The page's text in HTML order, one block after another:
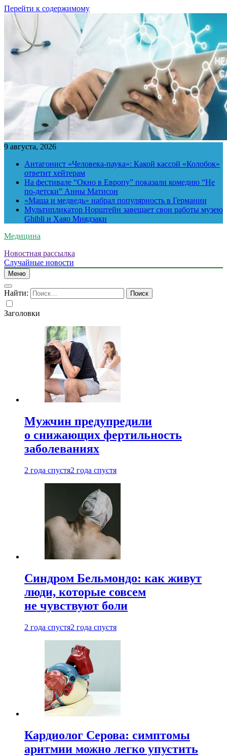
Перейти к содержимому
9 августа, 2026
Антагонист «Человека-паука»: Какой кассой «Колобок»
ответит хейтерам
На фестивале “Окно в Европу” показали комедию “Не
по-детски” Анны Матисон
«Маша и медведь» набрал популярность в Германии
Мультипликатор Норштейн завещает свои работы музею
Ghibli и Хаяо Миядзаки
Медицина
Новостная рассылка
Случайные новости
Меню
Найти:
Заголовки
Мужчин предупредили
о снижающих фертильность
заболеваниях
2 года спустя2 года спустя
Синдром Бельмондо: как живут
люди, которые совсем
не чувствуют боли
2 года спустя2 года спустя
Кардиолог Серова: симптомы
аритмии можно легко упустить